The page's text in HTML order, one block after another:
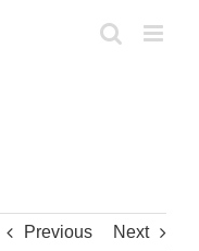
Previous Next